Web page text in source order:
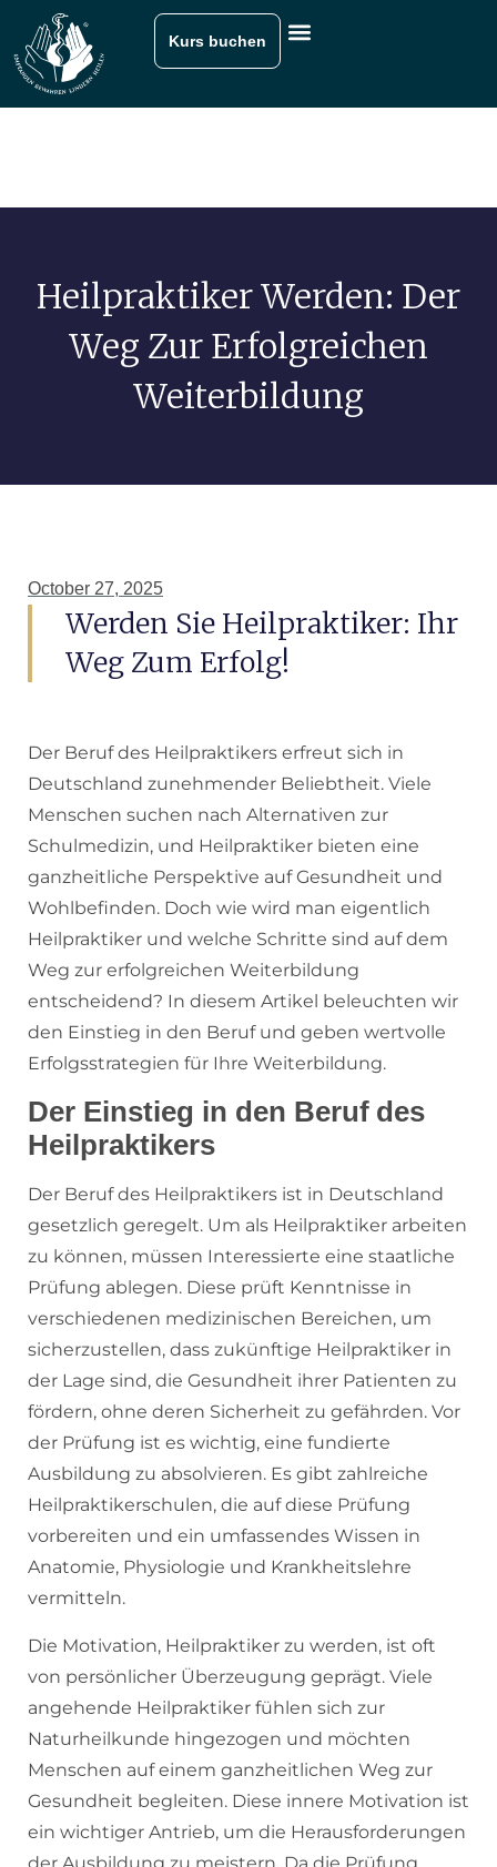
Kurs buchen
Heilpraktiker Werden: Der
Weg Zur Erfolgreichen
Weiterbildung
October 27, 2025
Werden Sie Heilpraktiker: Ihr
Weg Zum Erfolg!
Der Beruf des Heilpraktikers erfreut sich in
Deutschland zunehmender Beliebtheit. Viele
Menschen suchen nach Alternativen zur
Schulmedizin, und Heilpraktiker bieten eine
ganzheitliche Perspektive auf Gesundheit und
Wohlbefinden. Doch wie wird man eigentlich
Heilpraktiker und welche Schritte sind auf dem
Weg zur erfolgreichen Weiterbildung
entscheidend? In diesem Artikel beleuchten wir
den Einstieg in den Beruf und geben wertvolle
Erfolgsstrategien für Ihre Weiterbildung.
Der Einstieg in den Beruf des
Heilpraktikers
Der Beruf des Heilpraktikers ist in Deutschland
gesetzlich geregelt. Um als Heilpraktiker arbeiten
zu können, müssen Interessierte eine staatliche
Prüfung ablegen. Diese prüft Kenntnisse in
verschiedenen medizinischen Bereichen, um
sicherzustellen, dass zukünftige Heilpraktiker in
der Lage sind, die Gesundheit ihrer Patienten zu
fördern, ohne deren Sicherheit zu gefährden. Vor
der Prüfung ist es wichtig, eine fundierte
Ausbildung zu absolvieren. Es gibt zahlreiche
Heilpraktikerschulen, die auf diese Prüfung
vorbereiten und ein umfassendes Wissen in
Anatomie, Physiologie und Krankheitslehre
vermitteln.
Die Motivation, Heilpraktiker zu werden, ist oft
von persönlicher Überzeugung geprägt. Viele
angehende Heilpraktiker fühlen sich zur
Naturheilkunde hingezogen und möchten
Menschen auf einem ganzheitlichen Weg zur
Gesundheit begleiten. Diese innere Motivation ist
ein wichtiger Antrieb, um die Herausforderungen